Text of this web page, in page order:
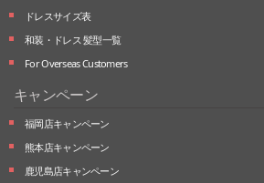
ドレスサイズ表
和装・ドレス 髪型一覧
For Overseas Customers
キャンペーン
福岡店キャンペーン
熊本店キャンペーン
鹿児島店キャンペーン